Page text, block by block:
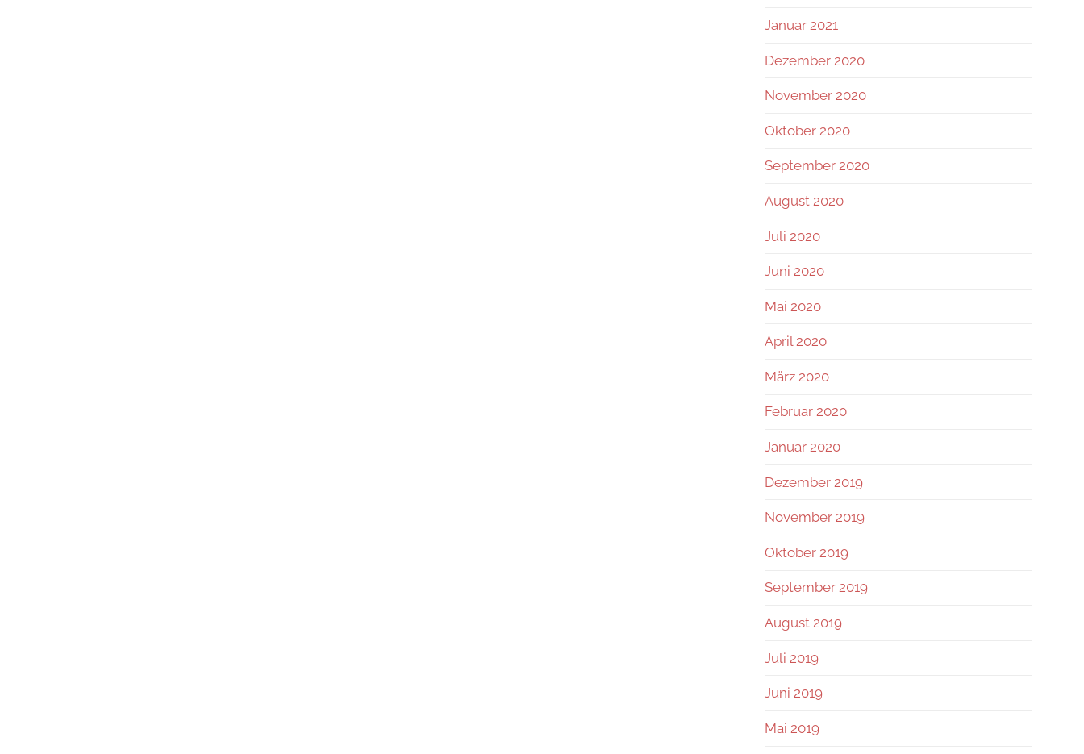
Januar 2021
Dezember 2020
November 2020
Oktober 2020
September 2020
August 2020
Juli 2020
Juni 2020
Mai 2020
April 2020
März 2020
Februar 2020
Januar 2020
Dezember 2019
November 2019
Oktober 2019
September 2019
August 2019
Juli 2019
Juni 2019
Mai 2019